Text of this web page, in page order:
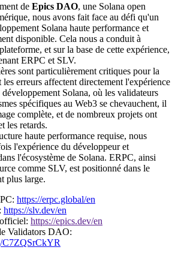
de Epics DAO, une Solana open
nous avons fait face au défi qu'un
Solana haute performance et
disponible. Cela nous a conduit à
et sur la base de cette expérience,
ERPC et SLV.
sont particulièrement critiques pour la
erreurs affectent directement l'expérience
Solana, où les validateurs
spécifiques au Web3 se chevauchent, il
complète, et de nombreux projets ont
les retards.
haute performance requise, nous
l'expérience du développeur et
l'écosystème de Solana. ERPC, ainsi
comme SLV, est positionné dans le
plus large.
https://erpc.global/en
https://slv.dev/en
https://epics.dev/en
Validators DAO:
C7ZQSrCkYR